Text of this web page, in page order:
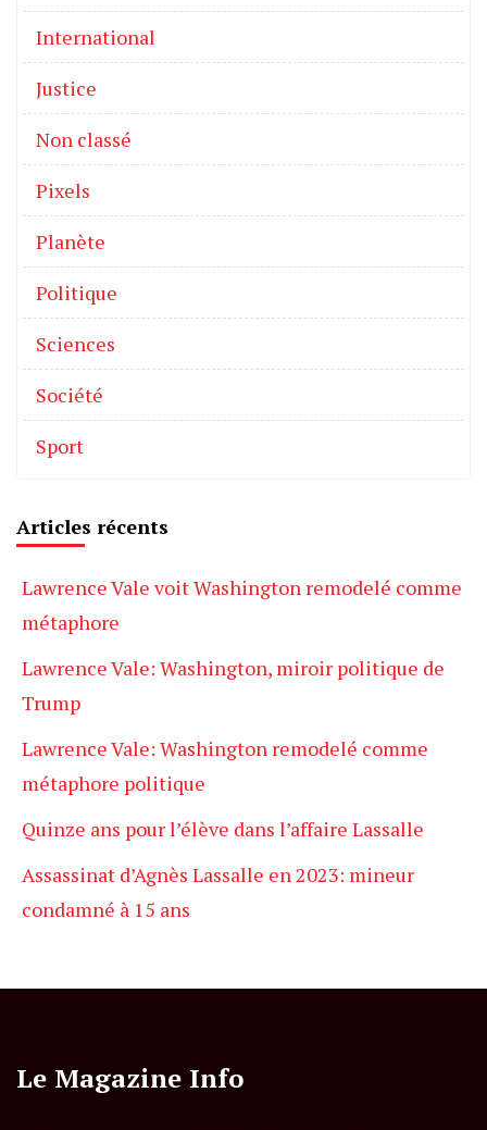
International
Justice
Non classé
Pixels
Planète
Politique
Sciences
Société
Sport
Articles récents
Lawrence Vale voit Washington remodelé comme
métaphore
Lawrence Vale: Washington, miroir politique de
Trump
Lawrence Vale: Washington remodelé comme
métaphore politique
Quinze ans pour l’élève dans l’affaire Lassalle
Assassinat d’Agnès Lassalle en 2023: mineur
condamné à 15 ans
Le Magazine Info